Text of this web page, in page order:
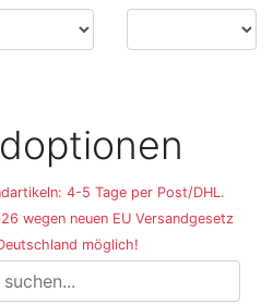
4-5 Tage per Post/DHL.
wegen neuen EU Versandgesetz
möglich!